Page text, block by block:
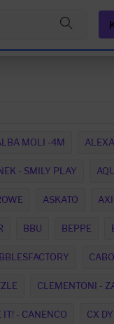
MOLI -4M
- SMILY PLAY
ASKATO
BBU BEPPE
CLEMENTONI -
IT! - CANENCO CX